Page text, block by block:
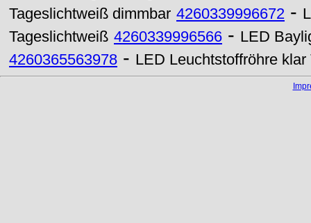
Tageslichtweiß dimmbar 4260339996672 -
Tageslichtweiß 4260339996566 - LED
4260365563978 - LED Leuchtstoffröhre